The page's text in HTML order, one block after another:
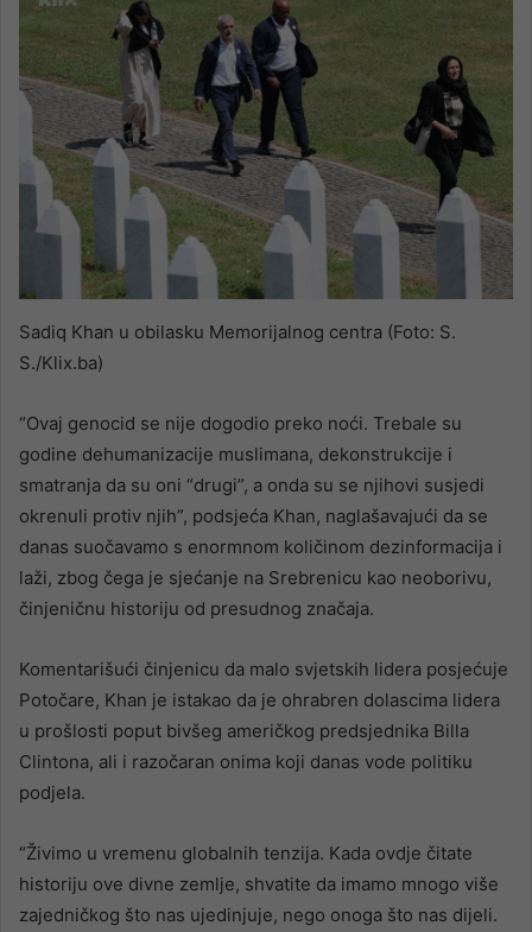
Sadiq Khan u obilasku Memorijalnog centra (Foto: S.
S./Klix.ba)
“Ovaj genocid se nije dogodio preko noći. Trebale su
godine dehumanizacije muslimana, dekonstrukcije i
smatranja da su oni “drugi”, a onda su se njihovi susjedi
okrenuli protiv njih”, podsjeća Khan, naglašavajući da se
danas suočavamo s enormnom količinom dezinformacija i
laži, zbog čega je sjećanje na Srebrenicu kao neoborivu,
činjeničnu historiju od presudnog značaja.
Komentarišući činjenicu da malo svjetskih lidera posjećuje
Potočare, Khan je istakao da je ohrabren dolascima lidera
u prošlosti poput bivšeg američkog predsjednika Billa
Clintona, ali i razočaran onima koji danas vode politiku
podjela.
“Živimo u vremenu globalnih tenzija. Kada ovdje čitate
historiju ove divne zemlje, shvatite da imamo mnogo više
zajedničkog što nas ujedinjuje, nego onoga što nas dijeli.